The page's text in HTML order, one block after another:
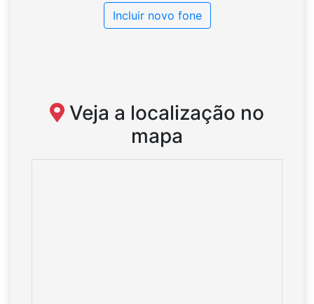
Incluir novo fone
Veja a localização no
mapa